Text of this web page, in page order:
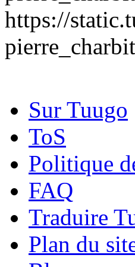
https://
Sur Tuugo
ToS
Politique
FAQ
Traduire
Plan du